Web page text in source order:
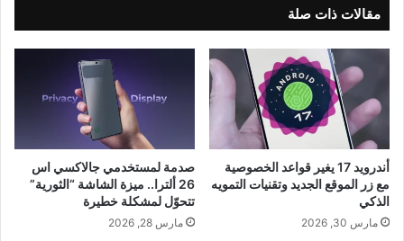
مقالات ذات صلة
أندرويد 17 يغير قواعد الخصوصية
مع زر الموقع الجديد وتقنيات التمويه
الذكي
مارس 30, 2026
صدمة لمستخدمي جالاكسي اس
26 ألترا.. ميزة الشاشة “الثورية”
تتحوّل لمشكلة خطيرة
مارس 28, 2026